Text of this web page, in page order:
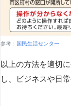
参考： 国民生活センター
以上の方法を適切
し、ビジネスや日